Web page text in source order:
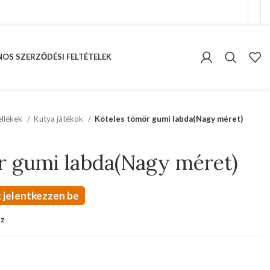
SZERZŐDÉSI FELTÉTELEK
Kutya játékok Köteles tömör gumi labda(Nagy méret)
gumi labda(Nagy méret)
be